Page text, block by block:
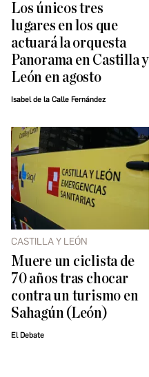
Los únicos tres
lugares en los que
actuará la orquesta
Panorama en Castilla y
León en agosto
Isabel de la Calle Fernández
CASTILLA Y LEÓN
Muere un ciclista de
70 años tras chocar
contra un turismo en
Sahagún (León)
El Debate